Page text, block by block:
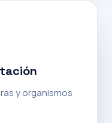
y organismos